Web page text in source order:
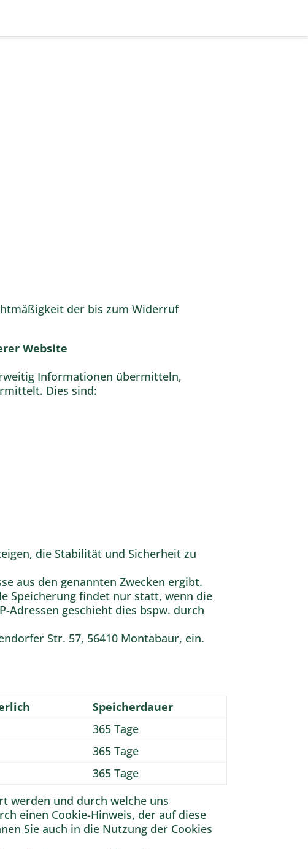
der bis zum Widerruf
Website
Informationen übermitteln,
Dies sind:
die Stabilität und Sicherheit zu
aus den genannten Zwecken ergibt.
Speicherung findet nur statt, wenn die
Adressen geschieht dies bspw. durch
Str. 57, 56410 Montabaur, ein.
Speicherdauer
365 Tage
365 Tage
365 Tage
werden und durch welche uns
einen Cookie-Hinweis, der auf diese
Sie auch in die Nutzung der Cookies